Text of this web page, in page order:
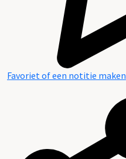
Favoriet of een notitie maken